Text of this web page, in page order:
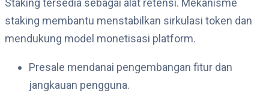
Staking tersedia sebagai alat retensi. Mekanisme
staking membantu menstabilkan sirkulasi token dan
mendukung model monetisasi platform.
Presale mendanai pengembangan fitur dan
jangkauan pengguna.